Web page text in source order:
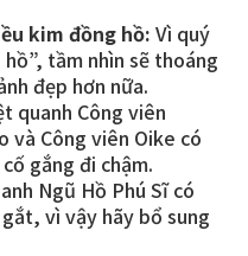
kim đồng hồ: Vì quý
tầm nhìn sẽ thoáng
đẹp hơn nữa.
quanh Công viên
và Công viên Oike có
gắng đi chậm.
Ngũ Hồ Phú Sĩ có
vì vậy hãy bổ sung